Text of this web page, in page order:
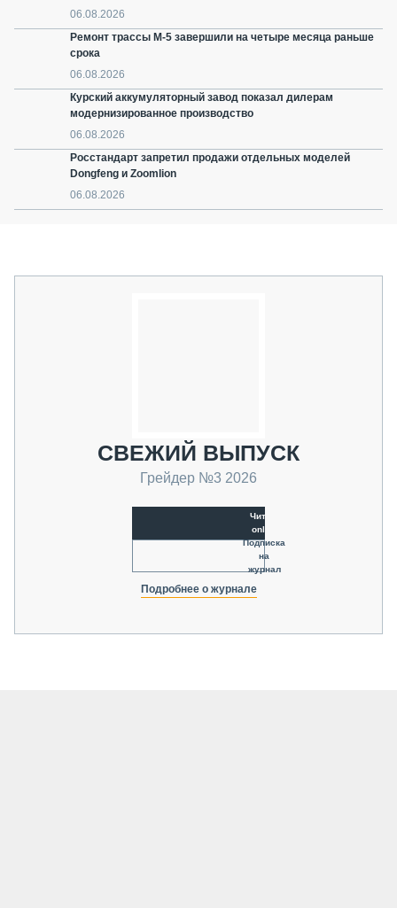
06.08.2026
Ремонт трассы М-5 завершили на четыре месяца раньше
срока
06.08.2026
Курский аккумуляторный завод показал дилерам
модернизированное производство
06.08.2026
Росстандарт запретил продажи отдельных моделей
Dongfeng и Zoomlion
06.08.2026
СВЕЖИЙ ВЫПУСК
Грейдер №3 2026
Читать
online
Подписка
на
журнал
Подробнее о журнале